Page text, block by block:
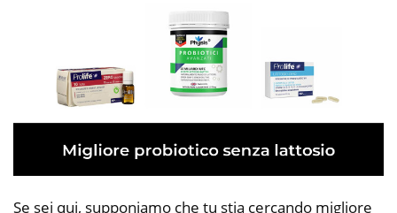
Se sei qui, supponiamo che tu stia cercando migliore